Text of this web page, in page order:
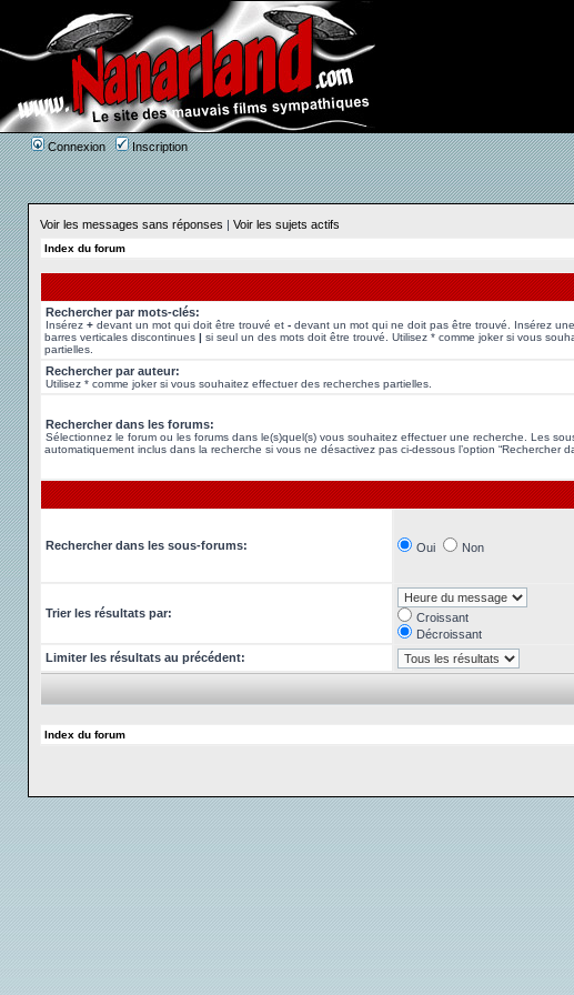
Connexion Inscription
Voir les messages sans réponses | Voir les sujets actifs
Index du forum
Rechercher par mots-clés:
Insérez + devant un mot qui doit être trouvé et - devant un mot qui ne doit pas être trouvé. Insérez
barres verticales discontinues | si seul un des mots doit être trouvé. Utilisez * comme joker si vous
partielles.
Rechercher par auteur:
Utilisez * comme joker si vous souhaitez effectuer des recherches partielles.
Rechercher dans les forums:
Sélectionnez le forum ou les forums dans le(s)quel(s) vous souhaitez effectuer une recherche. Les
automatiquement inclus dans la recherche si vous ne désactivez pas ci-dessous l’option “Rechercher
Rechercher dans les sous-forums: Oui Non
Trier les résultats par:
Croissant
Décroissant
Limiter les résultats au précédent:
Index du forum